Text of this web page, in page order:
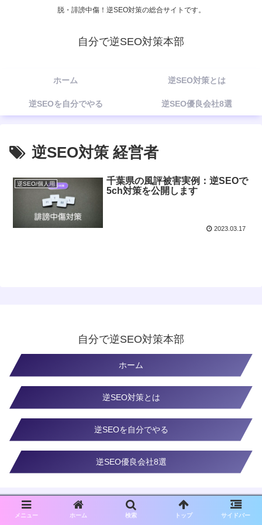
脱・誹謗中傷！逆SEO対策の総合サイトです。
自分で逆SEO対策本部
ホーム 逆SEO対策とは
逆SEOを自分でやる 逆SEO優良会社8選
逆SEO対策 経営者
逆SEO/個人用
千葉県の風評被害実例：逆SEOで
5ch対策を公開します
2023.03.17
自分で逆SEO対策本部
ホーム
逆SEO対策とは
逆SEOを自分でやる
逆SEO優良会社8選
メニュー ホーム 検索 トップ サイドバー